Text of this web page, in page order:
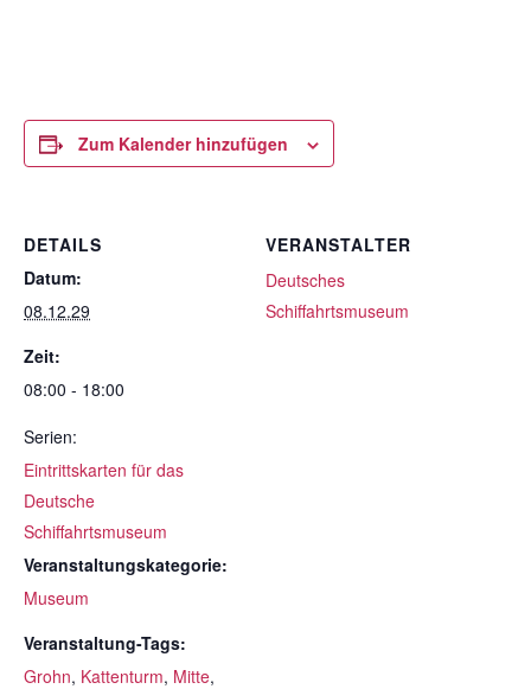
Zum Kalender hinzufügen
DETAILS
Datum:
08.12.29
Zeit:
08:00 - 18:00
Serien:
Eintrittskarten für das
Deutsche
Schiffahrtsmuseum
Veranstaltungskategorie:
Museum
Veranstaltung-Tags:
Grohn, Kattenturm, Mitte,
VERANSTALTER
Deutsches
Schiffahrtsmuseum